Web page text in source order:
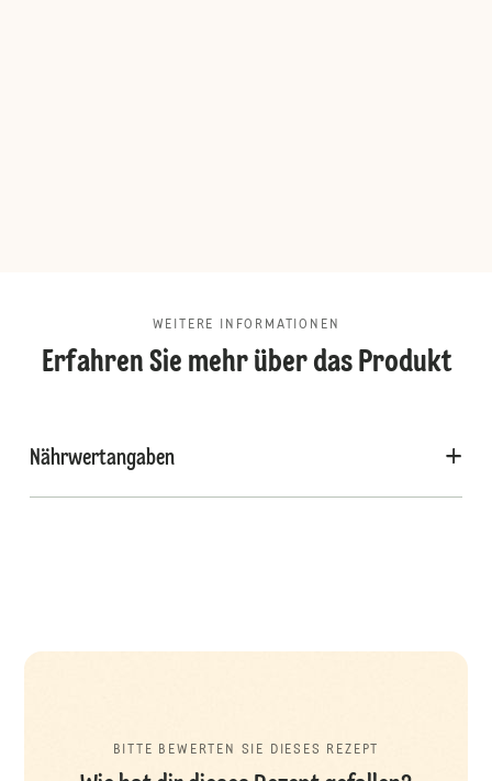
WEITERE INFORMATIONEN
Erfahren Sie mehr über das Produkt
Nährwertangaben
BITTE BEWERTEN SIE DIESES REZEPT